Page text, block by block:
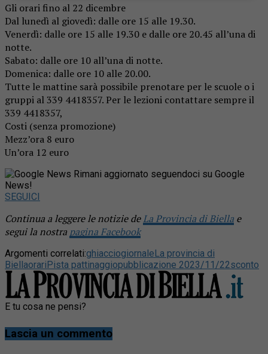
Gli orari fino al 22 dicembre
Dal lunedì al giovedì: dalle ore 15 alle 19.30.
Venerdì: dalle ore 15 alle 19.30 e dalle ore 20.45 all’una di
notte.
Sabato: dalle ore 10 all’una di notte.
Domenica: dalle ore 10 alle 20.00.
Tutte le mattine sarà possibile prenotare per le scuole o i
gruppi al 339 4418357. Per le lezioni contattare sempre il
339 4418357,
Costi (senza promozione)
Mezz’ora 8 euro
Un’ora 12 euro
Rimani aggiornato seguendoci su Google
News!
SEGUICI
Continua a leggere le notizie deLa Provincia di Biella e
segui la nostra pagina Facebook
Argomenti correlati:ghiacciogiornaleLa provincia di
BiellaorariPista pattinaggiopubblicazione 2023/11/22sconto
E tu cosa ne pensi?
Lascia un commento